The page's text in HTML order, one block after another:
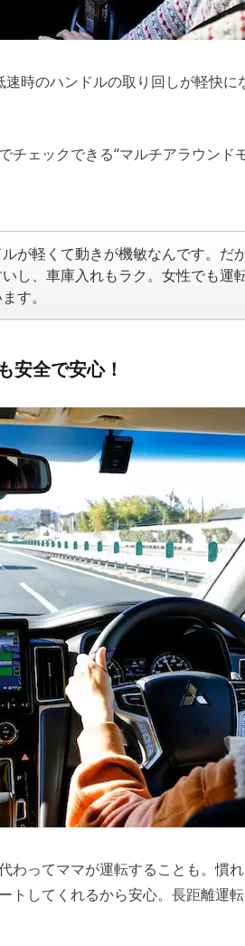
時のハンドルの取り回しが軽快に
チェックできる“マルチアラウンド
が軽くて動きが機敏なんです。だ
し、車庫入れもラク。女性でも運
す。
安全で安心！
わってママが運転することも。慣
してくれるから安心。長距離運転